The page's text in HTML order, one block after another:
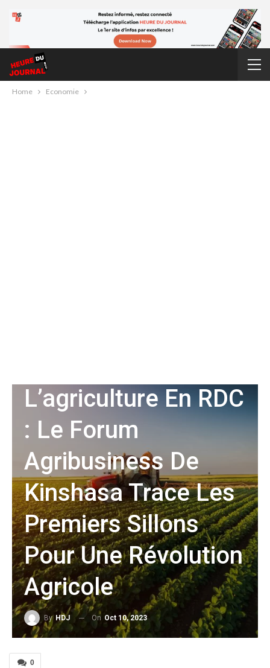
Home Economie
L’agriculture En RDC
: Le Forum
Agribusiness De
Kinshasa Trace Les
Premiers Sillons
Pour Une Révolution
Agricole
By HDJ On Oct 10, 2023
0